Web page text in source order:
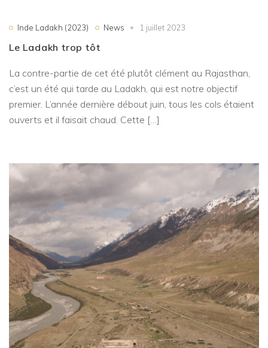
Inde Ladakh (2023) News 1 juillet 2023
Le Ladakh trop tôt
La contre-partie de cet été plutôt clément au Rajasthan,
c’est un été qui tarde au Ladakh, qui est notre objectif
premier. L’année dernière débout juin, tous les cols étaient
ouverts et il faisait chaud. Cette […]